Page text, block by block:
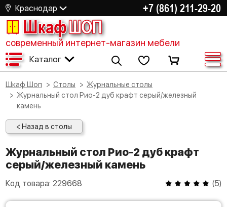
Краснодар +7 (861) 211-29-20
ШкафШОП
современный интернет-магазин мебели
Каталог
Шкаф Шоп Столы
Журнальные столы
Журнальный стол Рио-2 дуб крафт серый/железный
камень
< Назад в столы
Журнальный стол Рио-2 дуб крафт
серый/железный камень
Код товара: 229668 (5)